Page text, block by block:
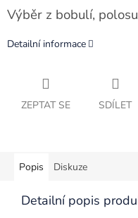
Výběr z bobulí,
Detailní informace
ZEPTAT SE SDÍLET
Popis Diskuze
Detailní popis